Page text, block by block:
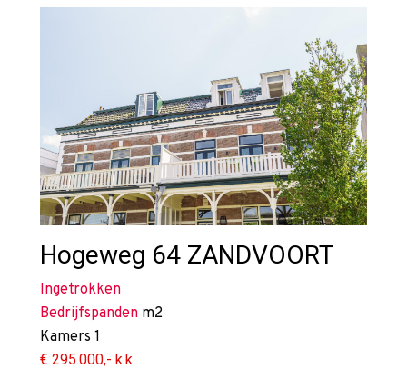
Hogeweg 64 ZANDVOORT
Ingetrokken
Bedrijfspanden m2
Kamers 1
€ 295.000,- k.k.